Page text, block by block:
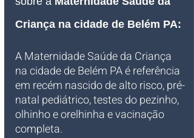
Criança na cidade de Belém PA:
A Maternidade Saúde da Criança
na cidade de Belém PA é referência
em recém nascido de alto risco, pré-
natal pediátrico, testes do pezinho,
olhinho e orelhinha e vacinação
completa.